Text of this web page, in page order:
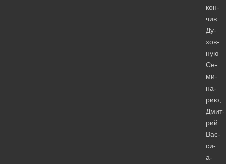
кон­
чив
Ду­
хов­
ную
Се­
ми­
на­
рию,
Дмит­
рий
Вас­
си­
а­